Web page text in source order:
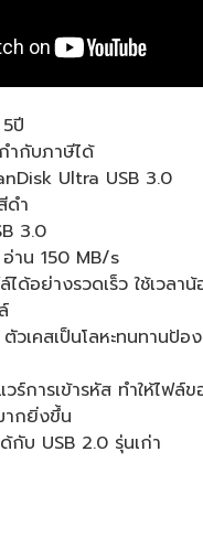
ปี
ำกับภาษีได้
Ultra USB 3.0
ดำ
3.0
าน 150 MB/s
ด้อย่างรวดเร็ว ใช้เวลา
วเคสเป็นโลหะทนทานป้
ร์การเข้ารหัส ทำให้ไฟ
ากยิ่งขึ้น
กับ USB 2.0 รุ่นเก่า